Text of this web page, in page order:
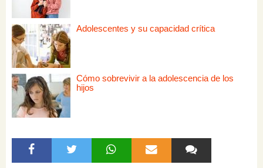
Adolescentes y su capacidad crítica
Cómo sobrevivir a la adolescencia de los
hijos